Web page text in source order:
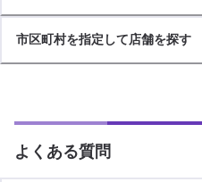
市区町村を指定して店舗を探す
よくある質問